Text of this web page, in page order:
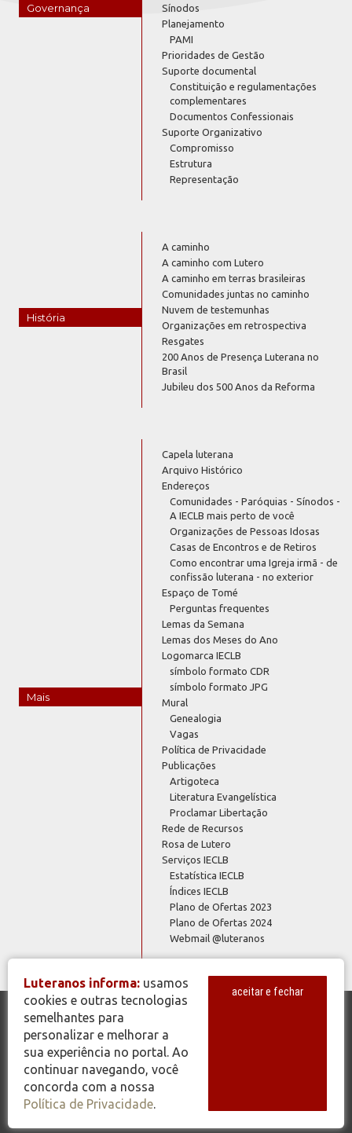
Governança
Sínodos
Planejamento
PAMI
Prioridades de Gestão
Suporte documental
Constituição e regulamentações
complementares
Documentos Confessionais
Suporte Organizativo
Compromisso
Estrutura
Representação
História
A caminho
A caminho com Lutero
A caminho em terras brasileiras
Comunidades juntas no caminho
Nuvem de testemunhas
Organizações em retrospectiva
Resgates
200 Anos de Presença Luterana no
Brasil
Jubileu dos 500 Anos da Reforma
Mais
Capela luterana
Arquivo Histórico
Endereços
Comunidades - Paróquias - Sínodos -
A IECLB mais perto de você
Organizações de Pessoas Idosas
Casas de Encontros e de Retiros
Como encontrar uma Igreja irmã - de
confissão luterana - no exterior
Espaço de Tomé
Perguntas frequentes
Lemas da Semana
Lemas dos Meses do Ano
Logomarca IECLB
símbolo formato CDR
símbolo formato JPG
Mural
Genealogia
Vagas
Política de Privacidade
Publicações
Artigoteca
Literatura Evangelística
Proclamar Libertação
Rede de Recursos
Rosa de Lutero
Serviços IECLB
Estatística IECLB
Índices IECLB
Plano de Ofertas 2023
Plano de Ofertas 2024
Webmail @luteranos
© Copyright 2026 - Todos os Direitos Reservados - IECLB - Igreja
Evangélica de Confissão Luterana no Brasil - Portal Luteranos -
www.luteranos.com.br
Luteranos informa: usamos
cookies e outras tecnologias
semelhantes para
personalizar e melhorar a
sua experiência no portal. Ao
continuar navegando, você
concorda com a nossa
Política de Privacidade.
aceitar e fechar